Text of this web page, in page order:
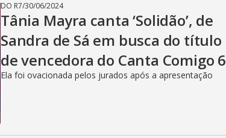
DO R7/30/06/2024
Tânia Mayra canta ‘Solidão’, de
Sandra de Sá em busca do título
de vencedora do Canta Comigo 6
Ela foi ovacionada pelos jurados após a apresentação